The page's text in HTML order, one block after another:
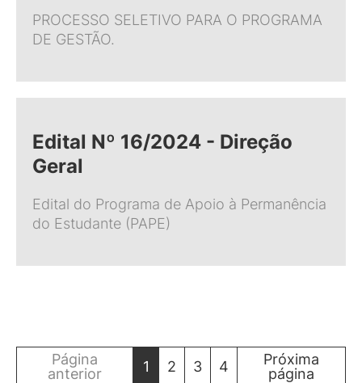
PROCESSO SELETIVO PARA O PROGRAMA
DE GESTÃO.
Edital Nº 16/2024 - Direção
Geral
Edital do Programa de Apoio à Permanência
do Estudante (PAPE)
Página
anterior
1 2 3 4
Próxima
página